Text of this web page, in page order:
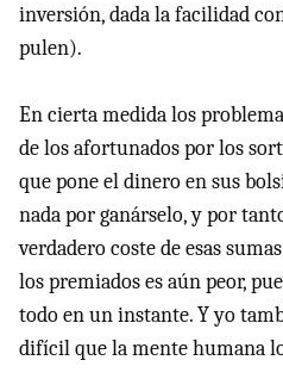
inversión, dada la facilidad
pulen).
En cierta medida los
de los afortunados por los
que pone el dinero en sus
nada por ganárselo, y por
verdadero coste de esas
los premiados es aún peor,
todo en un instante. Y yo
difícil que la mente humana